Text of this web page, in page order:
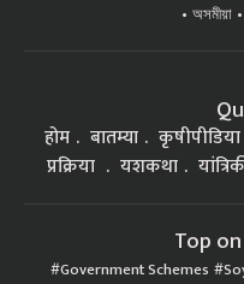
অসমীয়া
होम बातम्या कृषीपीडिया
प्रक्रिया
यशकथा
Top
Government Schemes